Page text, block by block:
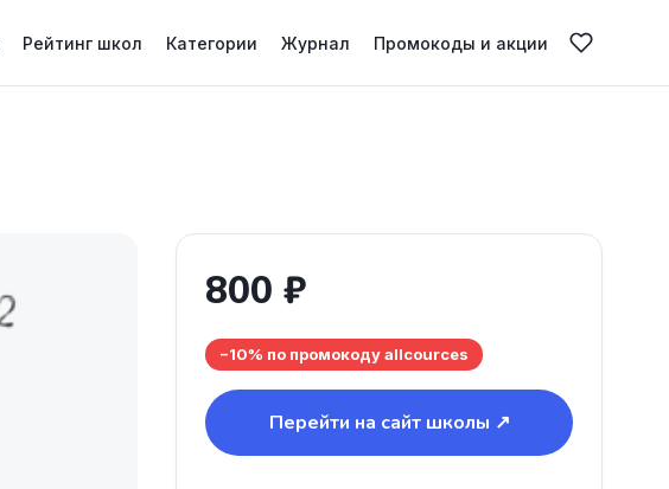
Рейтинг школ Категории Журнал Промокоды и акции
800 ₽
−10% по промокоду allcources
Перейти на сайт школы ↗